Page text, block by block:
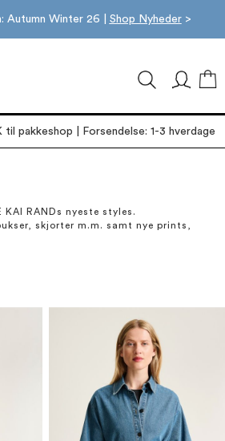
Autumn Winter 26 | Shop Nyheder>
pakkeshop | Forsendelse: 1-3 hverdage
RANDs nyeste styles.
skjorter m.m. samt nye prints,